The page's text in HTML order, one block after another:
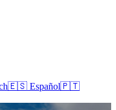
🇪🇸 Español🇵🇹